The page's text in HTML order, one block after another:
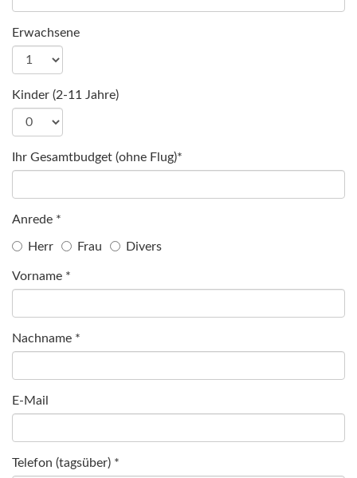
Erwachsene
Kinder (2-11 Jahre)
Ihr Gesamtbudget (ohne Flug)*
Anrede *
Herr Frau Divers
Vorname *
Nachname *
E-Mail
Telefon (tagsüber) *